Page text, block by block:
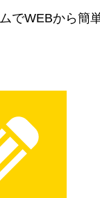
でWEBから簡